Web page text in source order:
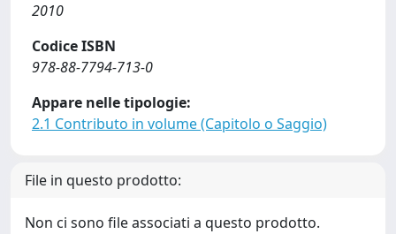
2010
Codice ISBN
978-88-7794-713-0
Appare nelle tipologie:
2.1 Contributo in volume (Capitolo o Saggio)
File in questo prodotto:
Non ci sono file associati a questo prodotto.